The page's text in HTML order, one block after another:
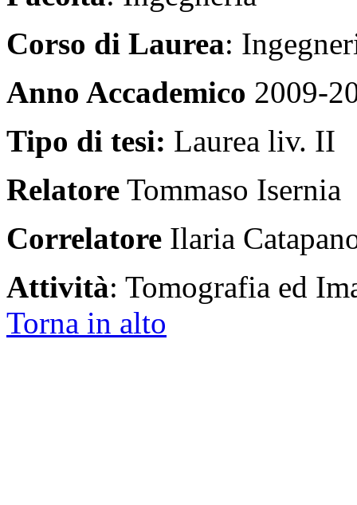
Corso di Laurea:
Anno Accademico 2009-
Tipo di tesi: Laurea liv. II
Relatore Tommaso Isernia
Correlatore Ilaria
Attività: Tomografia ed
Torna in alto